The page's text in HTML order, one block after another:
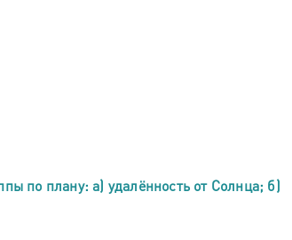
по плану: а) удалённость от Солнца; б)